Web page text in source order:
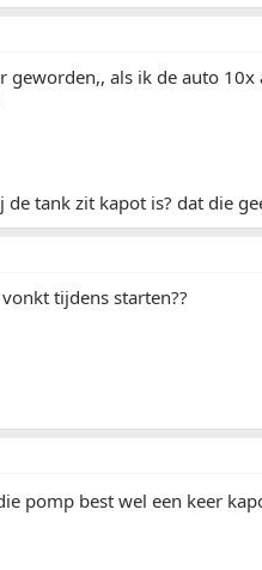
geworden,, als ik de auto
tank zit kapot is? dat die
tijdens starten??
pomp best wel een keer